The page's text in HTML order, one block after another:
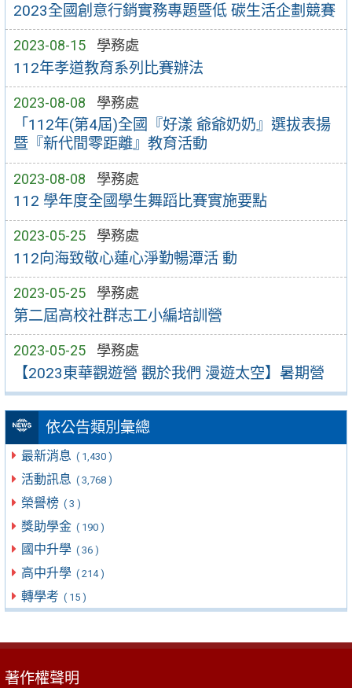
2023全國創意行銷實務專題暨低 碳生活企劃競賽
2023-08-15 學務處
112年孝道教育系列比賽辦法
2023-08-08 學務處
「112年(第4屆)全國『好漾 爺爺奶奶』選拔表揚
暨『新代間零距離』教育活動
2023-08-08 學務處
112 學年度全國學生舞蹈比賽實施要點
2023-05-25 學務處
112向海致敬心蓮心淨勤暢潭活 動
2023-05-25 學務處
第二屆高校社群志工小編培訓營
2023-05-25 學務處
【2023東華觀遊營 觀於我們 漫遊太空】暑期營
依公告類別彙總
最新消息 ( 1,430 )
活動訊息 ( 3,768 )
榮譽榜 ( 3 )
獎助學金 ( 190 )
國中升學 ( 36 )
高中升學 ( 214 )
轉學考 ( 15 )
著作權聲明